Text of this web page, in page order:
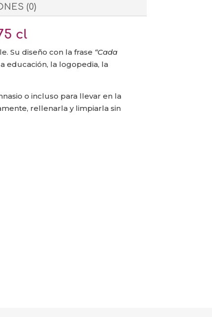
(0)
cl
Su diseño con la frase “Cada
educación, la logopedia, la
o incluso para llevar en la
rellenarla y limpiarla sin